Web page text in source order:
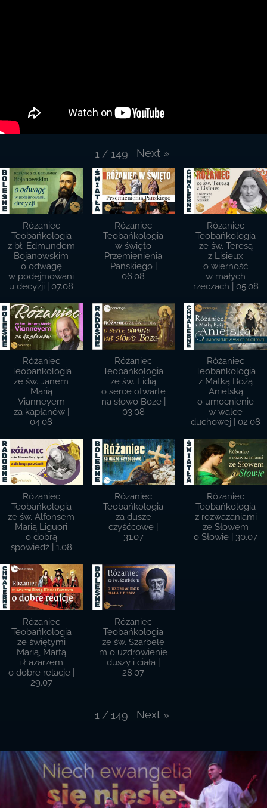
1 / 149 Next »
Różaniec
Teobańkologia
z bł. Edmundem
Bojanowskim
o odwagę
w podejmowani
u decyzji | 07.08
Różaniec
Teobańkologia
w święto
Przemienienia
Pańskiego |
06.08
Różaniec
Teobańkologia
ze św. Teresą
z Lisieux
o wierność
w małych
rzeczach | 05.08
Różaniec
Teobańkologia
ze św. Janem
Marią
Vianneyem
za kapłanów |
04.08
Różaniec
Teobańkologia
ze św. Lidią
o serce otwarte
na słowo Boże |
03.08
Różaniec
Teobańkologia
z Matką Bożą
Anielską
o umocnienie
w walce
duchowej | 02.08
Różaniec
Teobańkologia
ze św. Alfonsem
Marią Liguori
o dobrą
spowiedź | 1.08
Różaniec
Teobańkologia
za dusze
czyśćcowe |
31.07
Różaniec
Teobańkologia
z rozważaniami
ze Słowem
o Słowie | 30.07
Różaniec
Teobańkologia
ze świętymi
Marią, Martą
i Łazarzem
o dobre relacje |
29.07
Różaniec
Teobańkologia
ze św. Szarbele
m o uzdrowienie
duszy i ciała |
28.07
1 / 149 Next »